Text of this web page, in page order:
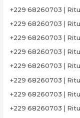
+229 68260703 |
+229 68260703 |
+229 68260703 |
+229 68260703 |
+229 68260703 |
+229 68260703 |
+229 68260703 |
+229 68260703 |